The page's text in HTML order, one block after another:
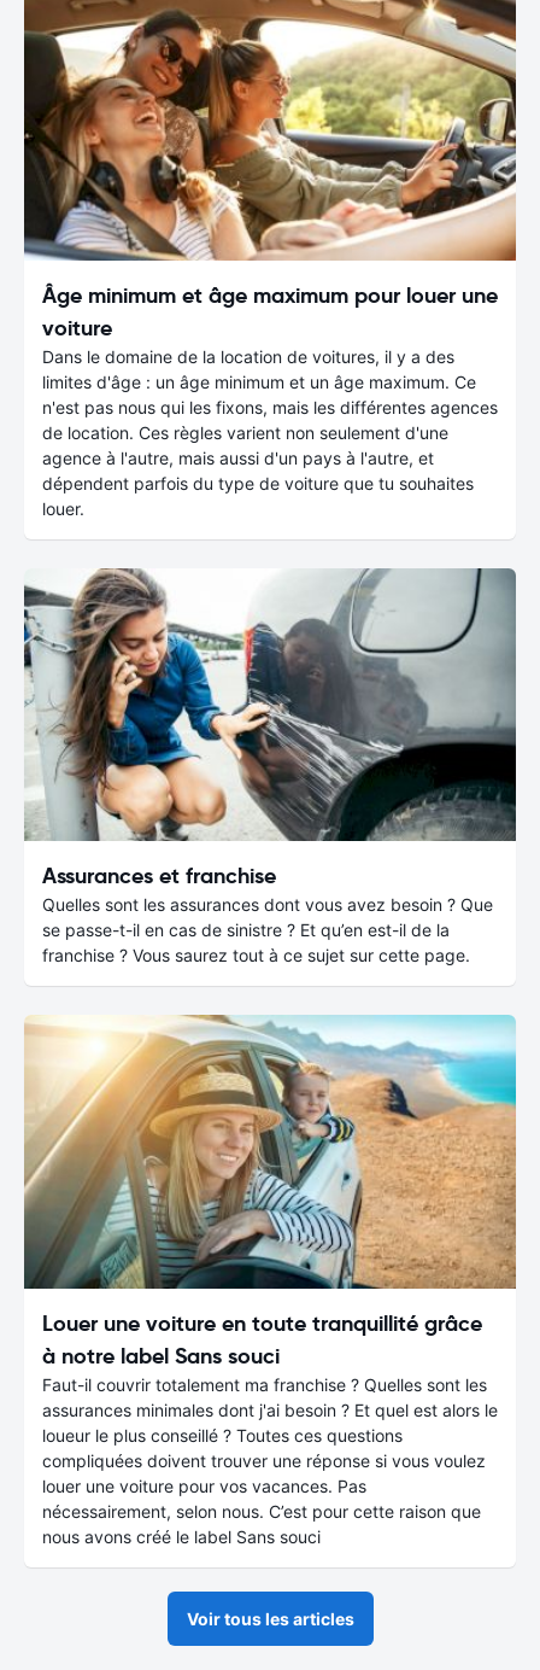
Âge minimum et âge maximum pour louer une
voiture
Dans le domaine de la location de voitures, il y a des
limites d'âge : un âge minimum et un âge maximum. Ce
n'est pas nous qui les fixons, mais les différentes agences
de location. Ces règles varient non seulement d'une
agence à l'autre, mais aussi d'un pays à l'autre, et
dépendent parfois du type de voiture que tu souhaites
louer.
Assurances et franchise
Quelles sont les assurances dont vous avez besoin ? Que
se passe-t-il en cas de sinistre ? Et qu’en est-il de la
franchise ? Vous saurez tout à ce sujet sur cette page.
Louer une voiture en toute tranquillité grâce
à notre label Sans souci
Faut-il couvrir totalement ma franchise ? Quelles sont les
assurances minimales dont j'ai besoin ? Et quel est alors le
loueur le plus conseillé ? Toutes ces questions
compliquées doivent trouver une réponse si vous voulez
louer une voiture pour vos vacances. Pas
nécessairement, selon nous. C’est pour cette raison que
nous avons créé le label Sans souci
Voir tous les articles